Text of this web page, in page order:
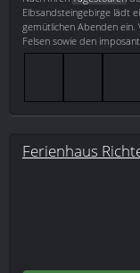
Elbsandsteingebirge lädt
gemütlichen Abenden ein.
Felsen sowie den
Ferienhaus